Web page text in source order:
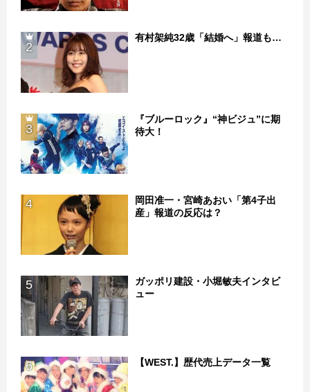
2
有村架純32歳「結婚へ」報道も…
3
『ブルーロック』“神ビジュ”に期
待大！
4
岡田准一・宮崎あおい「第4子出
産」報道の反応は？
5
ガッポリ建設・小堀敏夫インタビ
ュー
6 【WEST.】歴代売上データ一覧